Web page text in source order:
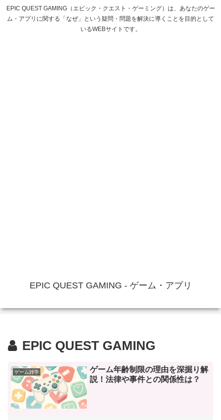
EPIC QUEST GAMING（エピック・クエスト・ゲーミング）は、あなたのゲー
ム・アプリに関する「なぜ」という疑問・問題を解決に導くことを目的として
いるWEBサイトです。
EPIC QUEST GAMING - ゲーム・アプリ
EPIC QUEST GAMING
ゲーム雑学
ゲーム年齢制限の理由を深掘り解
説！法律や事件との関係性は？